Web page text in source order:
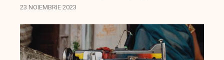
Europa, se confruntă cu majorarea costurilor
în...
23 NOIEMBRIE 2023